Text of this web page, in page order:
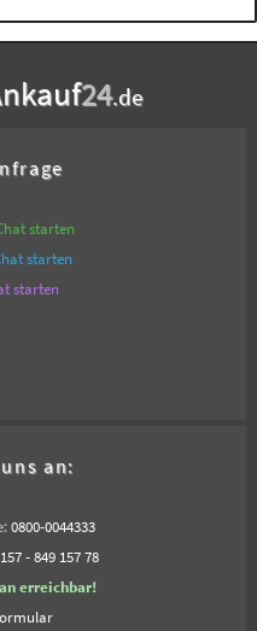
24.de
starten
starten
starten
an:
0800-0044333
- 849 157 78
erreichbar!